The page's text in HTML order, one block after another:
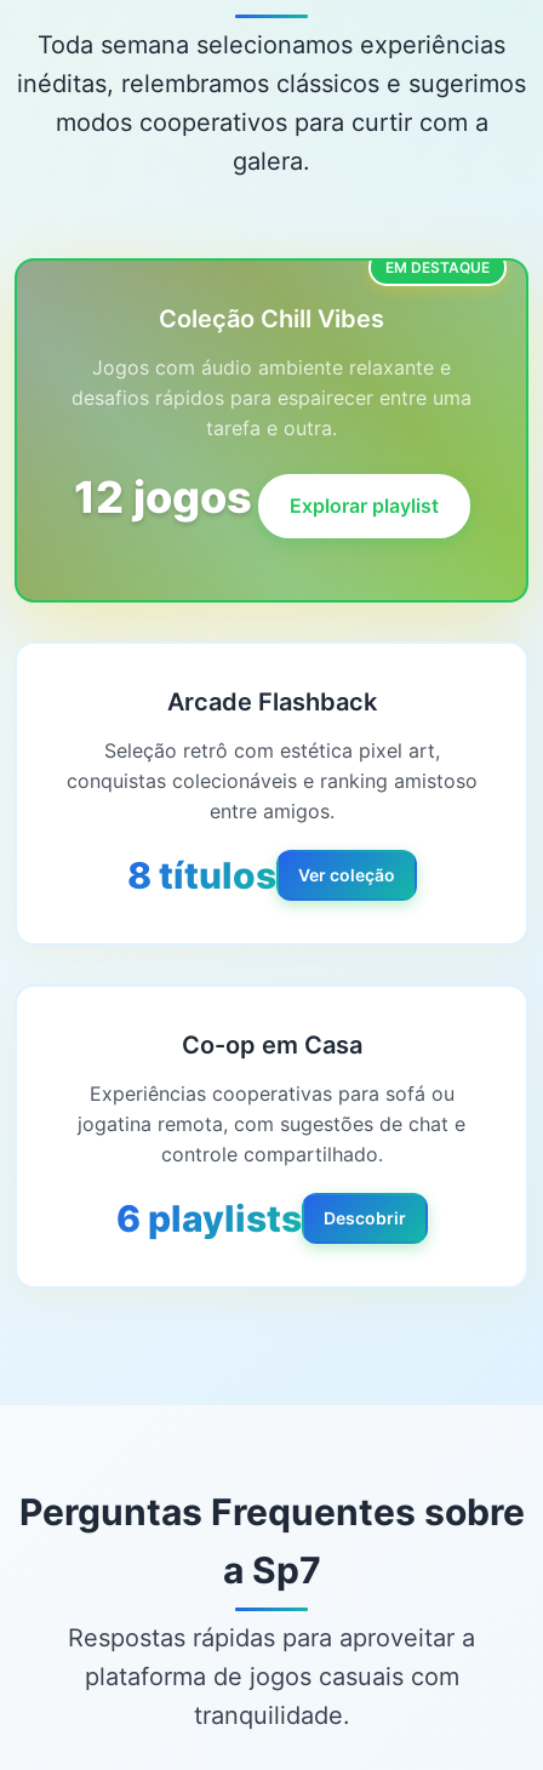
Toda semana selecionamos experiências
inéditas, relembramos clássicos e sugerimos
modos cooperativos para curtir com a
galera.
EM DESTAQUE
Coleção Chill Vibes
Jogos com áudio ambiente relaxante e
desafios rápidos para espairecer entre uma
tarefa e outra.
12 jogos Explorar playlist
Arcade Flashback
Seleção retrô com estética pixel art,
conquistas colecionáveis e ranking amistoso
entre amigos.
8 títulos Ver coleção
Co-op em Casa
Experiências cooperativas para sofá ou
jogatina remota, com sugestões de chat e
controle compartilhado.
6 playlists Descobrir
Perguntas Frequentes sobre
a Sp7
Respostas rápidas para aproveitar a
plataforma de jogos casuais com
tranquilidade.